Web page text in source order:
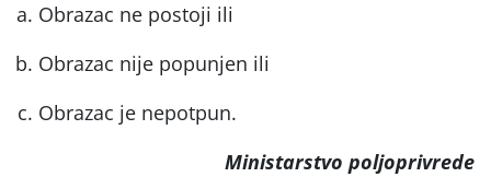
Obrazac ne postoji ili
Obrazac nije popunjen ili
Obrazac je nepotpun.
Ministarstvo poljoprivrede